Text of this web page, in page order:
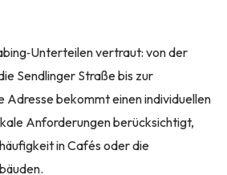
vertraut: von der
Sendlinger Straße bis zur
Adresse bekommt einen individuellen
Anforderungen berücksichtigt,
in Cafés oder die